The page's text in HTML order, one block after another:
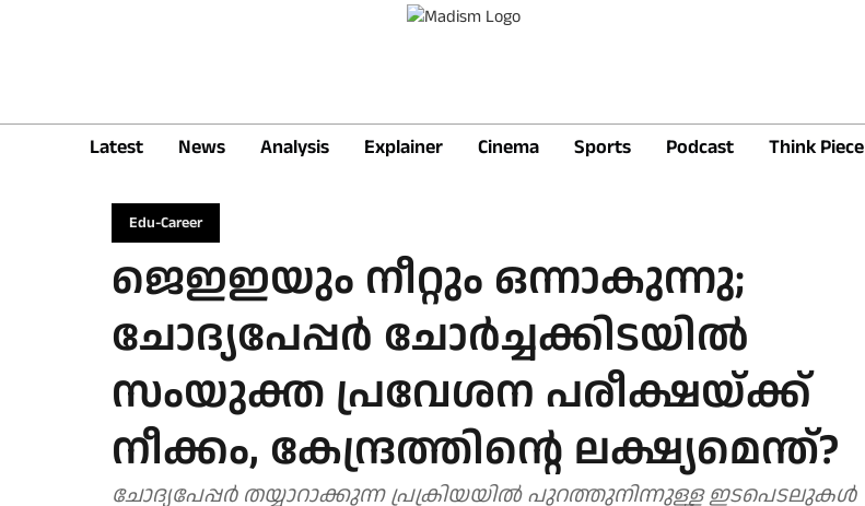
Latest News Analysis Explainer Cinema Sports Podcast Think Piece
Edu-Career
ജെഇഇയും നീറ്റും ഒന്നാകുന്നു;
ചോദ്യപേപ്പർ ചോർച്ചക്കിടയിൽ
സംയുക്ത പ്രവേശന പരീക്ഷയ്ക്ക്
നീക്കം, കേന്ദ്രത്തിന്റെ ലക്ഷ്യമെന്ത്?
ചോദ്യപേപ്പർ തയ്യാറാക്കുന്ന പ്രക്രിയയിൽ പുറത്തുനിന്നുള്ള ഇടപെടലുകൾ